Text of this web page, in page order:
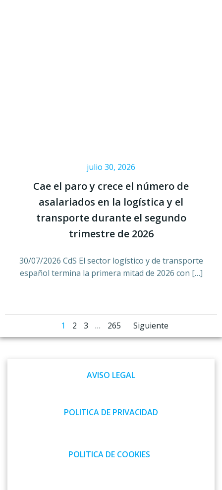
julio 30, 2026
Cae el paro y crece el número de
asalariados en la logística y el
transporte durante el segundo
trimestre de 2026
30/07/2026 CdS El sector logístico y de transporte
español termina la primera mitad de 2026 con […]
Navegación
entradas
Página
1 Página
2 Página
3 … Página
265
las
entradas
Siguiente
AVISO LEGAL
POLITICA DE PRIVACIDAD
POLITICA DE COOKIES